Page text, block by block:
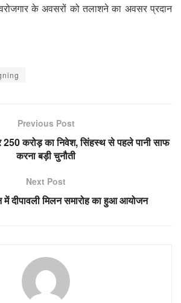
के अवसरों को तलाशने का अवसर प्रदान
Previous Post
250 करोड़ का निवेश, सिंहस्थ से पहले पानी साफ
करना बड़ी चुनौती
Next Post
में दीपावली मिलन समारोह का हुआ आयोजन